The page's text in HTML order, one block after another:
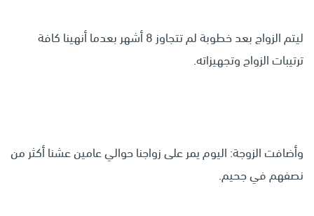
ليتم الزواج بعد خطوبة لم تتجاوز 8 أشهر بعدما أنهينا كافة
ترتيبات الزواج وتجهيزاته.
وأضافت الزوجة: اليوم يمر على زواجنا حوالي عامين عشنا أكثر من
نصفهم في جحيم.